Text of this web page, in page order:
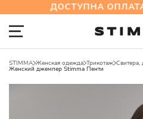
ДОСТУПНА
STIMMA Женская одежда Трикотаж
Женский джемпер Stimma Пенти